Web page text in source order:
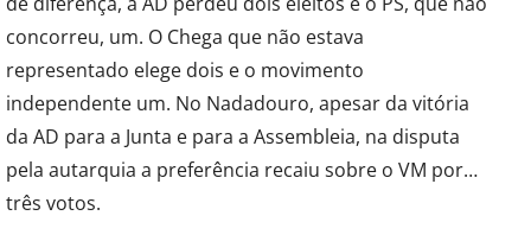
concorreu, um. O Chega que não estava
representado elege dois e o movimento
independente um. No Nadadouro, apesar da vitória
da AD para a Junta e para a Assembleia, na disputa
pela autarquia a preferência recaiu sobre o VM por…
três votos.